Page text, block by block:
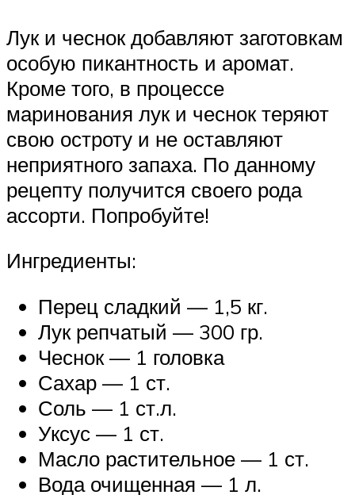
Лук и чеснок добавляют заготовкам
особую пикантность и аромат.
Кроме того, в процессе
маринования лук и чеснок теряют
свою остроту и не оставляют
неприятного запаха. По данному
рецепту получится своего рода
ассорти. Попробуйте!
Ингредиенты:
Перец сладкий — 1,5 кг.
Лук репчатый — 300 гр.
Чеснок — 1 головка
Сахар — 1 ст.
Соль — 1 ст.л.
Уксус — 1 ст.
Масло растительное — 1 ст.
Вода очищенная — 1 л.